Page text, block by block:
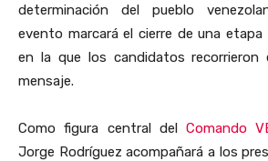
determinación del pueblo
evento marcará el cierre de una
en la que los candidatos recorrieron
mensaje.
Como figura central delComando
Jorge Rodríguez acompañará a los